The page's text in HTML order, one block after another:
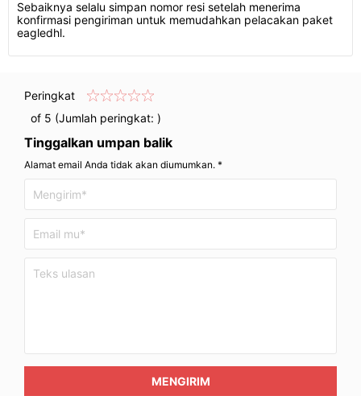
Sebaiknya selalu simpan nomor resi setelah menerima
konfirmasi pengiriman untuk memudahkan pelacakan paket
eagledhl.
Peringkat
of 5 (Jumlah peringkat: )
Tinggalkan umpan balik
Alamat email Anda tidak akan diumumkan. *
MENGIRIM